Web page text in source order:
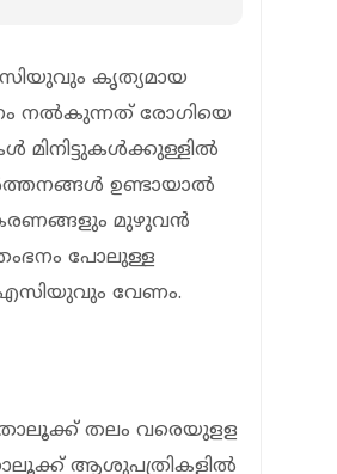
കൃത്യമായ
നൽകുന്നത്‌ രോഗിയെ
മിനിട്ടുകൾക്കുള്ളിൽ
ഉണ്ടായാൽ
മുഴുവൻ
പോലുള്ള
ഐസിയുവും വേണം.
താലൂക്ക് തലം വരെയുളള
ആശുപത്രികളിൽ